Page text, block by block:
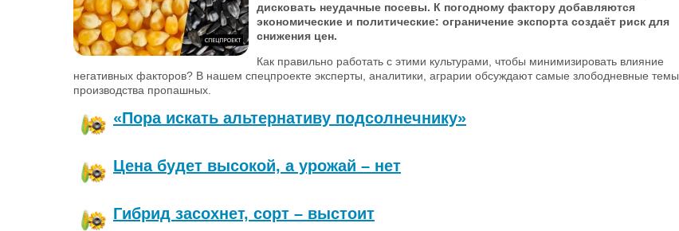
дисковать неудачные посевы. К погодному фактору добавляются
экономические и политические: ограничение экспорта создаёт риск для
снижения цен.
Как правильно работать с этими культурами, чтобы минимизировать влияние
негативных факторов? В нашем спецпроекте эксперты, аналитики, аграрии обсуждают самые злободневные темы
производства пропашных.
«Пора искать альтернативу подсолнечнику»
Цена будет высокой, а урожай – нет
Гибрид засохнет, сорт – выстоит